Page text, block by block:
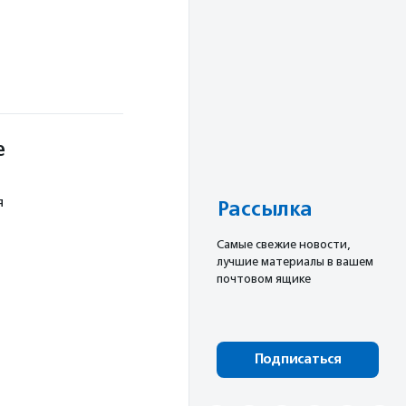
Рассылка
Cамые свежие новости,
лучшие материалы в вашем
почтовом ящике
Подписаться